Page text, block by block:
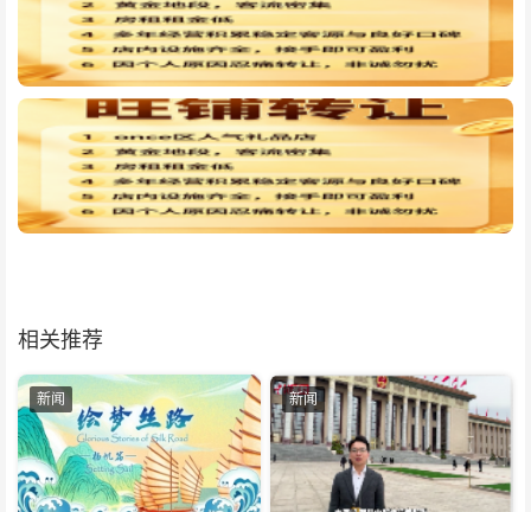
相关推荐
新闻 新闻